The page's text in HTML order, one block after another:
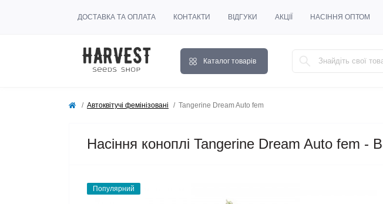
ДОСТАВКА ТА ОПЛАТА КОНТАКТИ ВІДГУКИ АКЦІЇ НАСІННЯ ОПТОМ
Каталог товарів
Автоквітучі фемінізовані Tangerine Dream Auto fem
Насіння коноплі Tangerine Dream Auto fem -
Популярний